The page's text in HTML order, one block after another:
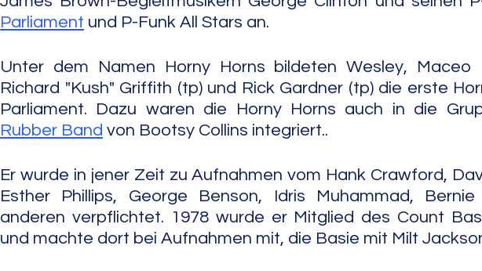
Parliament und P-Funk All Stars an.
Unter dem Namen Horny Horns bildeten Wesley, Maceo
Richard "Kush" Griffith (tp) und Rick Gardner (tp) die erste
Parliament. Dazu waren die Horny Horns auch in die
Rubber Band von Bootsy Collins integriert..
Er wurde in jener Zeit zu Aufnahmen vom Hank Crawford,
Esther Phillips, George Benson, Idris Muhammad,
anderen verpflichtet. 1978 wurde er Mitglied des Count
und machte dort bei Aufnahmen mit, die Basie mit Milt